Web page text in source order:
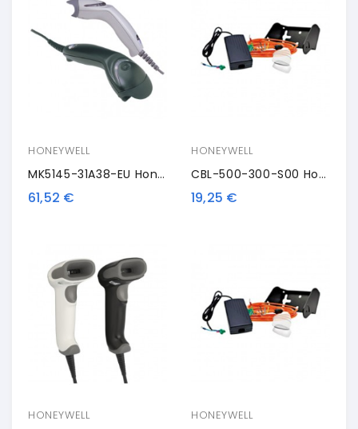
HONEYWELL
MK5145-31A38-EU Honeywell Eclipse 5145, 1D, Kit (USB), Nero
61,52 €
HONEYWELL
CBL-500-300-S00 Honeywell Connection Cable, USB
19,25 €
HONEYWELL HONEYWELL